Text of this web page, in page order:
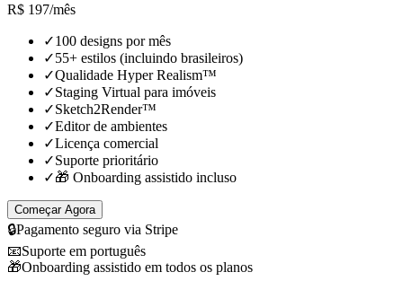
R$ 197/mês
✓100 designs por mês
✓55+ estilos (incluindo brasileiros)
✓Qualidade Hyper Realism™
✓Staging Virtual para imóveis
✓Sketch2Render™
✓Editor de ambientes
✓Licença comercial
✓Suporte prioritário
✓🎁 Onboarding assistido incluso
Começar Agora
🔒Pagamento seguro via Stripe
📧Suporte em português
🎁Onboarding assistido em todos os planos